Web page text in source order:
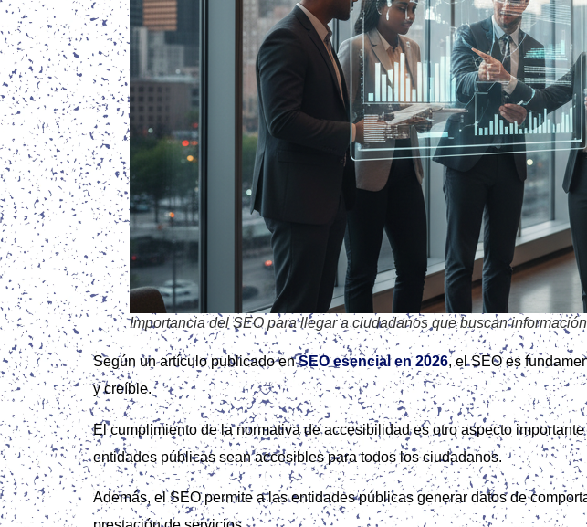
Importancia del SEO para llegar a ciudadanos que buscan
Según un artículo publicado enSEO esencial en 2026, el SEO es
y creíble.
El cumplimiento de la normativa de accesibilidad es otro aspecto
entidades públicas sean accesibles para todos los ciudadanos.
Además, el SEO permite a las entidades públicas generar datos de